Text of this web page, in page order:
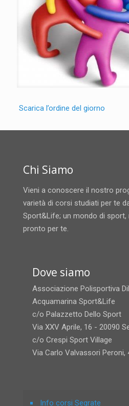
Scarica l’ordine del giorno
Chi Siamo
Vieni a conoscere il nostro
varietà di corsi studiati per te
Sport&Life; un mondo di
pronto per te.
Dove siamo
Associazione Polisportiva
Acquamarina Sport&Life
c/o Palazzetto Dello Sport
Via XXV Aprile, 16 - 20090
c/o Crespi Sport Village
Via Carlo Valvassori Peroni,
Info corsi Segrate